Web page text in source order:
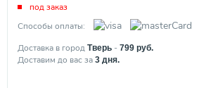
под заказ
Способы оплаты:
Доставка в город Тверь - 799 руб.
Доставим до вас за 3 дня.